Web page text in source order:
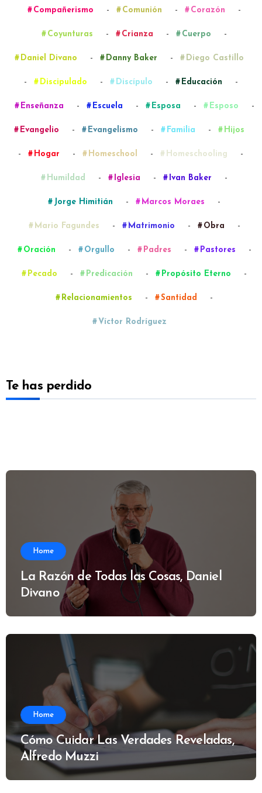
Compañerismo - Comunión - Corazón -
Coyunturas - Crianza - Cuerpo -
Daniel Divano - Danny Baker - Diego Castillo
- Discipulado - Discípulo - Educación -
Enseñanza - Escuela - Esposa - Esposo -
Evangelio - Evangelismo - Familia - Hijos
- Hogar - Homeschool - Homeschooling -
Humildad - Iglesia - Ivan Baker -
Jorge Himitián - Marcos Moraes -
Mario Fagundes - Matrimonio - Obra -
Oración - Orgullo - Padres - Pastores -
Pecado - Predicación - Propósito Eterno -
Relacionamientos - Santidad -
Víctor Rodríguez
Te has perdido
Home
La Razón de Todas las Cosas, Daniel
Divano
Home
Cómo Cuidar Las Verdades Reveladas,
Alfredo Muzzi